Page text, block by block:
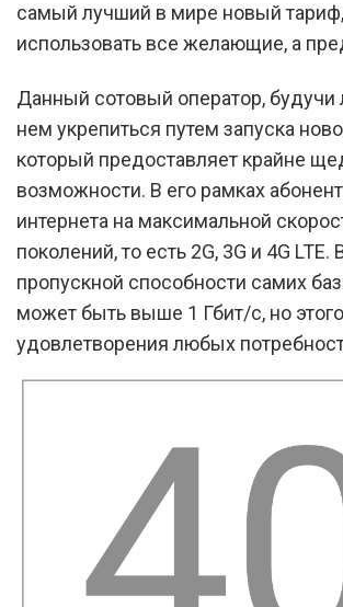
самый лучший в мире новый
использовать все желающие, а
Данный сотовый оператор,
нем укрепиться путем запуска
который предоставляет крайне
возможности. В его рамках
интернета на максимальной
поколений, то есть 2G, 3G и 4G
пропускной способности самих
может быть выше 1 Гбит/с, но
удовлетворения любых